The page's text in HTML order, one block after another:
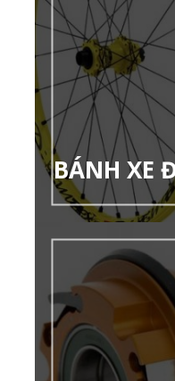
BÁNH XE